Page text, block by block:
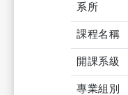
系所
課程名稱
開課系級
專業組別